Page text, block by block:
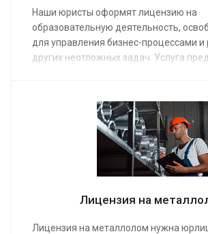
Наши юристы оформят лицензию на
образовательную деятельность,
для управления бизнес-процессами
других неотложных задач. Услуга
консультация бесплатна.
Лицензия на
Лицензия на металлолом нужна